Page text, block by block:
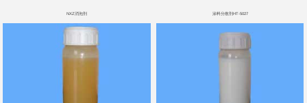
NXZ消泡剂 涂料分散剂HT-5027